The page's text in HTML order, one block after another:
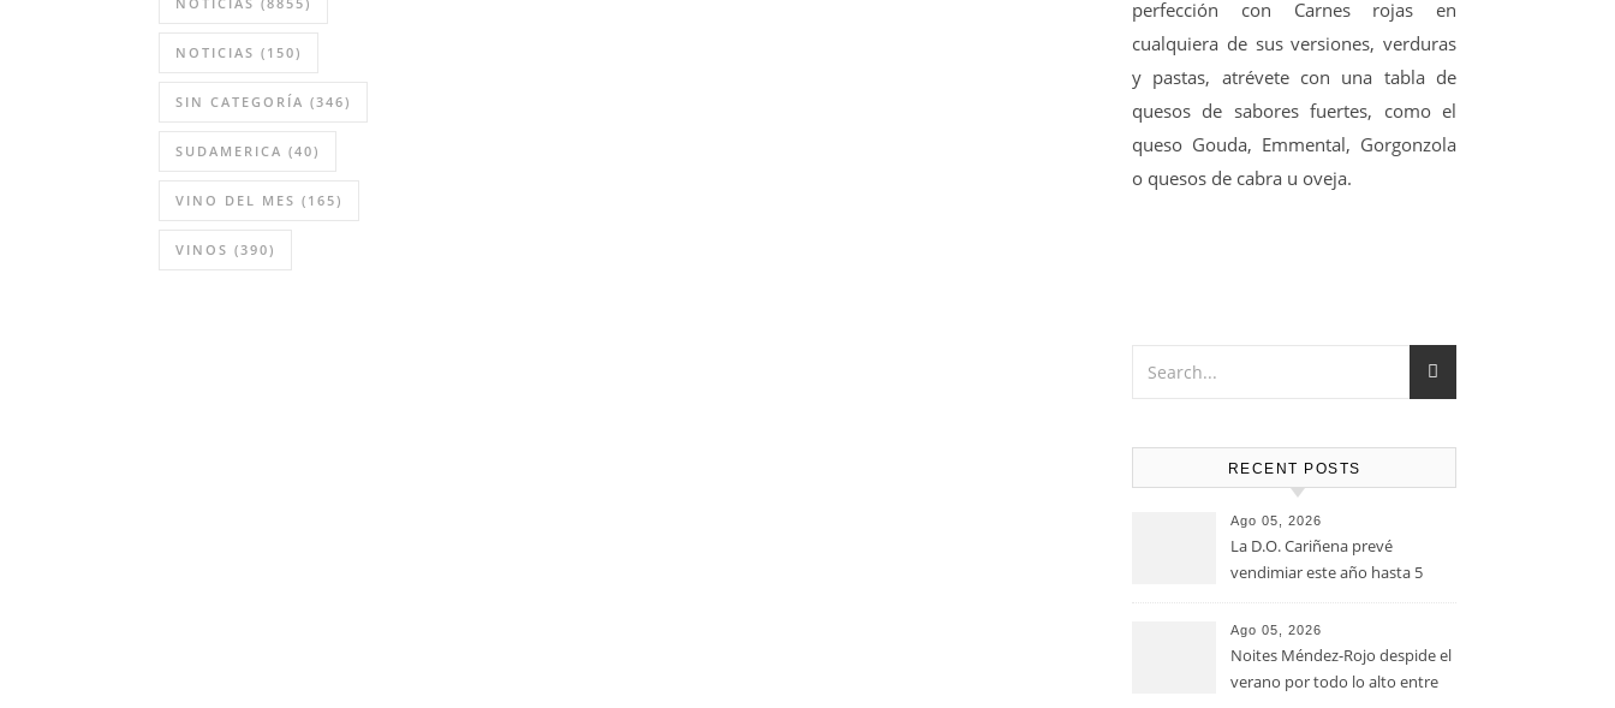
NOTICIAS (150)
SIN CATEGORÍA (346)
SUDAMERICA (40)
VINO DEL MES (165)
VINOS (390)
perfección con Carnes rojas en
cualquiera de sus versiones, verduras
y pastas, atrévete con una tabla de
quesos de sabores fuertes, como el
queso Gouda, Emmental, Gorgonzola
o quesos de cabra u oveja.
RECENT POSTS
Ago 05, 2026
La D.O. Cariñena prevé
vendimiar este año hasta 5
que en 2025
Ago 05, 2026
Noites Méndez-Rojo despide el
verano por todo lo alto entre